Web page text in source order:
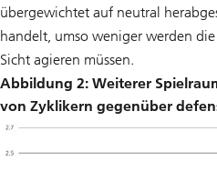
übergewichtet auf neutral
handelt, umso weniger werden
Sicht agieren müssen.
Abbildung 2: Weiterer
von Zyklikern gegenüber